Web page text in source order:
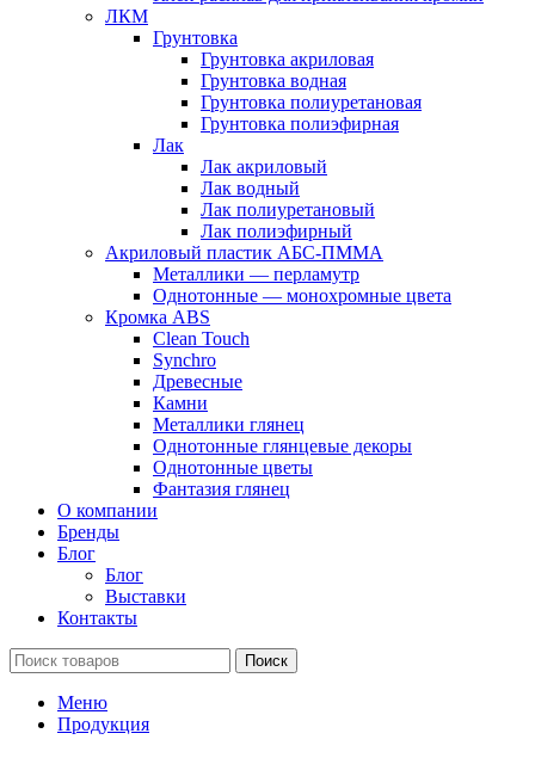
ЛКМ
Грунтовка
Грунтовка акриловая
Грунтовка водная
Грунтовка полиуретановая
Грунтовка полиэфирная
Лак
Лак акриловый
Лак водный
Лак полиуретановый
Лак полиэфирный
Акриловый пластик АБС-ПММА
Металлики — перламутр
Однотонные — монохромные цвета
Кромка ABS
Clean Touch
Synchro
Древесные
Камни
Металлики глянец
Однотонные глянцевые декоры
Однотонные цветы
Фантазия глянец
О компании
Бренды
Блог
Блог
Выставки
Контакты
Поиск
Меню
Продукция